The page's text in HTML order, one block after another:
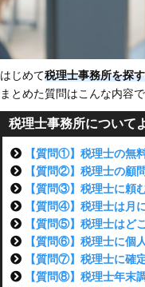
はじめて税理士事務所を探
まとめた質問はこんな内容
税理士事務所について
【質問①】税理士の無
【質問②】税理士の顧
【質問③】税理士に頼
【質問④】税理士は月
【質問⑤】税理士はど
【質問⑥】税理士に個
【質問⑦】税理士に確
【質問⑧】税理士年末